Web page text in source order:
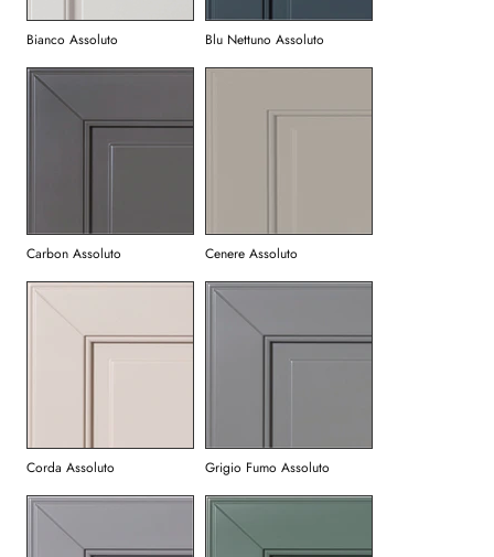
Bianco Assoluto Blu Nettuno Assoluto
Carbon Assoluto Cenere Assoluto
Corda Assoluto Grigio Fumo Assoluto